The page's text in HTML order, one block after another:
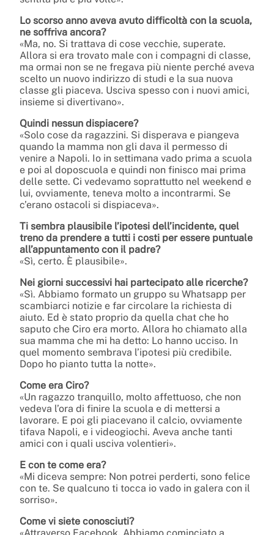
Lo scorso anno aveva avuto difficoltà con la scuola,
ne soffriva ancora?
«Ma, no. Si trattava di cose vecchie, superate.
Allora si era trovato male con i compagni di classe,
ma ormai non se ne fregava più niente perché aveva
scelto un nuovo indirizzo di studi e la sua nuova
classe gli piaceva. Usciva spesso con i nuovi amici,
insieme si divertivano».
Quindi nessun dispiacere?
«Solo cose da ragazzini. Si disperava e piangeva
quando la mamma non gli dava il permesso di
venire a Napoli. Io in settimana vado prima a scuola
e poi al doposcuola e quindi non finisco mai prima
delle sette. Ci vedevamo soprattutto nel weekend e
lui, ovviamente, teneva molto a incontrarmi. Se
c’erano ostacoli si dispiaceva».
Ti sembra plausibile l’ipotesi dell’incidente, quel
treno da prendere a tutti i costi per essere puntuale
all’appuntamento con il padre?
«Sì, certo. È plausibile».
Nei giorni successivi hai partecipato alle ricerche?
«Sì. Abbiamo formato un gruppo su Whatsapp per
scambiarci notizie e far circolare la richiesta di
aiuto. Ed è stato proprio da quella chat che ho
saputo che Ciro era morto. Allora ho chiamato alla
sua mamma che mi ha detto: Lo hanno ucciso. In
quel momento sembrava l’ipotesi più credibile.
Dopo ho pianto tutta la notte».
Come era Ciro?
«Un ragazzo tranquillo, molto affettuoso, che non
vedeva l’ora di finire la scuola e di mettersi a
lavorare. E poi gli piacevano il calcio, ovviamente
tifava Napoli, e i videogiochi. Aveva anche tanti
amici con i quali usciva volentieri».
E con te come era?
«Mi diceva sempre: Non potrei perderti, sono felice
con te. Se qualcuno ti tocca io vado in galera con il
sorriso».
Come vi siete conosciuti?